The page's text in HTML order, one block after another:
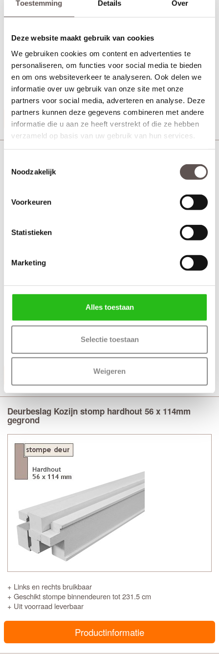
Toestemming Details Over
Deze website maakt gebruik van cookies
We gebruiken cookies om content en advertenties te
personaliseren, om functies voor social media te bieden
en om ons websiteverkeer te analyseren. Ook delen we
informatie over uw gebruik van onze site met onze
partners voor social media, adverteren en analyse. Deze
partners kunnen deze gegevens combineren met andere
informatie die u aan ze heeft verstrekt of die ze hebben
verzameld op basis van uw gebruik van hun services.
Noodzakelijk
Voorkeuren
Statistieken
Marketing
Alles toestaan
Selectie toestaan
Weigeren
Technische gegevens
+ Grenen stomp kozijn
+ Afmeting 56 x 90 mm
+ Links en rechts bruikbaar
+ Afgewerkt met een witte grondverf
+ Geschikt stompe binnendeuren tot 231.5 cm
+ Uit voorraad leverbaar
Productinformatie
+ Links en rechts bruikbaar
+ Geschikt stompe binnendeuren tot 231.5 cm
Productinformatie
Deurbeslag Kozijn stomp hardhout 56 x 114mm
gegrond
+ Links en rechts bruikbaar
+ Geschikt stompe binnendeuren tot 231.5 cm
+ Uit voorraad leverbaar
Productinformatie